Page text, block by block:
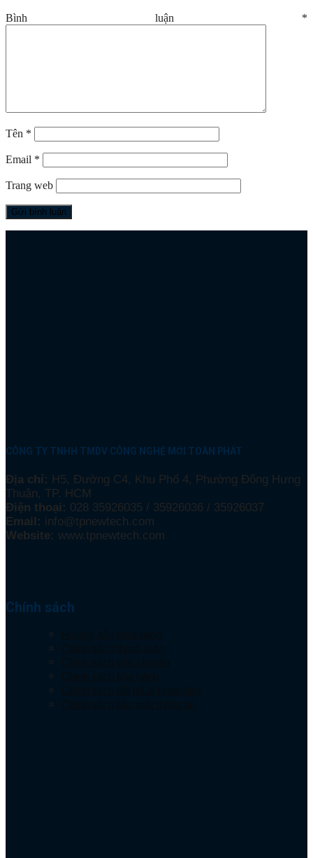
Bình luận *
Tên *
Email *
Trang web
CÔNG TY TNHH TMDV CÔNG NGHỆ MỚI TOÀN PHÁT
Địa chỉ: H5, Đường C4, Khu Phố 4, Phường Đông Hưng
Thuận, TP. HCM
Điện thoại: 028 35926035 / 35926036 / 35926037
Email: info@tpnewtech.com
Website: www.tpnewtech.com
Chính sách